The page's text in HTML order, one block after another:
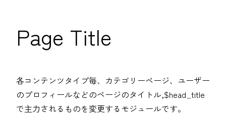
Page Title
各コンテンツタイプ毎、カテゴリーページ、ユーザー
のプロフィールなどのページのタイトル,$head_title
で主力されるものを変更するモジュールです。